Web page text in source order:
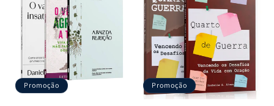
Promoção Promoção